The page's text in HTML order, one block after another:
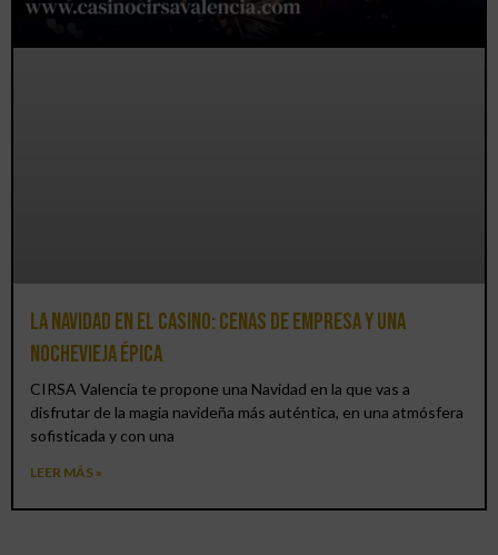
La Navidad en el Casino: cenas de empresa y una
Nochevieja épica
CIRSA Valencia te propone una Navidad en la que vas a
disfrutar de la magia navideña más auténtica, en una atmósfera
sofisticada y con una
LEER MÁS »